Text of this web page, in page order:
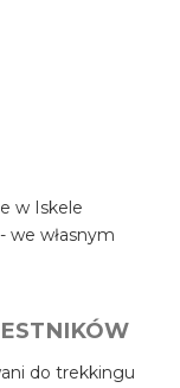
w Iskele
we własnym
do trekkingu